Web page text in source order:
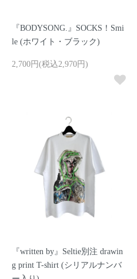
『BODYSONG.』SOCKS！Smi
le (ホワイト・ブラック)
2,700円(税込2,970円)
『written by』Seltie別注 drawin
g print T-shirt (シリアルナンバ